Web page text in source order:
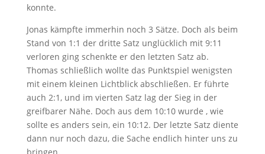
konnte.
Jonas kämpfte immerhin noch 3 Sätze. Doch als beim
Stand von 1:1 der dritte Satz unglücklich mit 9:11
verloren ging schenkte er den letzten Satz ab.
Thomas schließlich wollte das Punktspiel wenigsten
mit einem kleinen Lichtblick abschließen. Er führte
auch 2:1, und im vierten Satz lag der Sieg in der
greifbarer Nähe. Doch aus dem 10:10 wurde , wie
sollte es anders sein, ein 10:12. Der letzte Satz diente
dann nur noch dazu, die Sache endlich hinter uns zu